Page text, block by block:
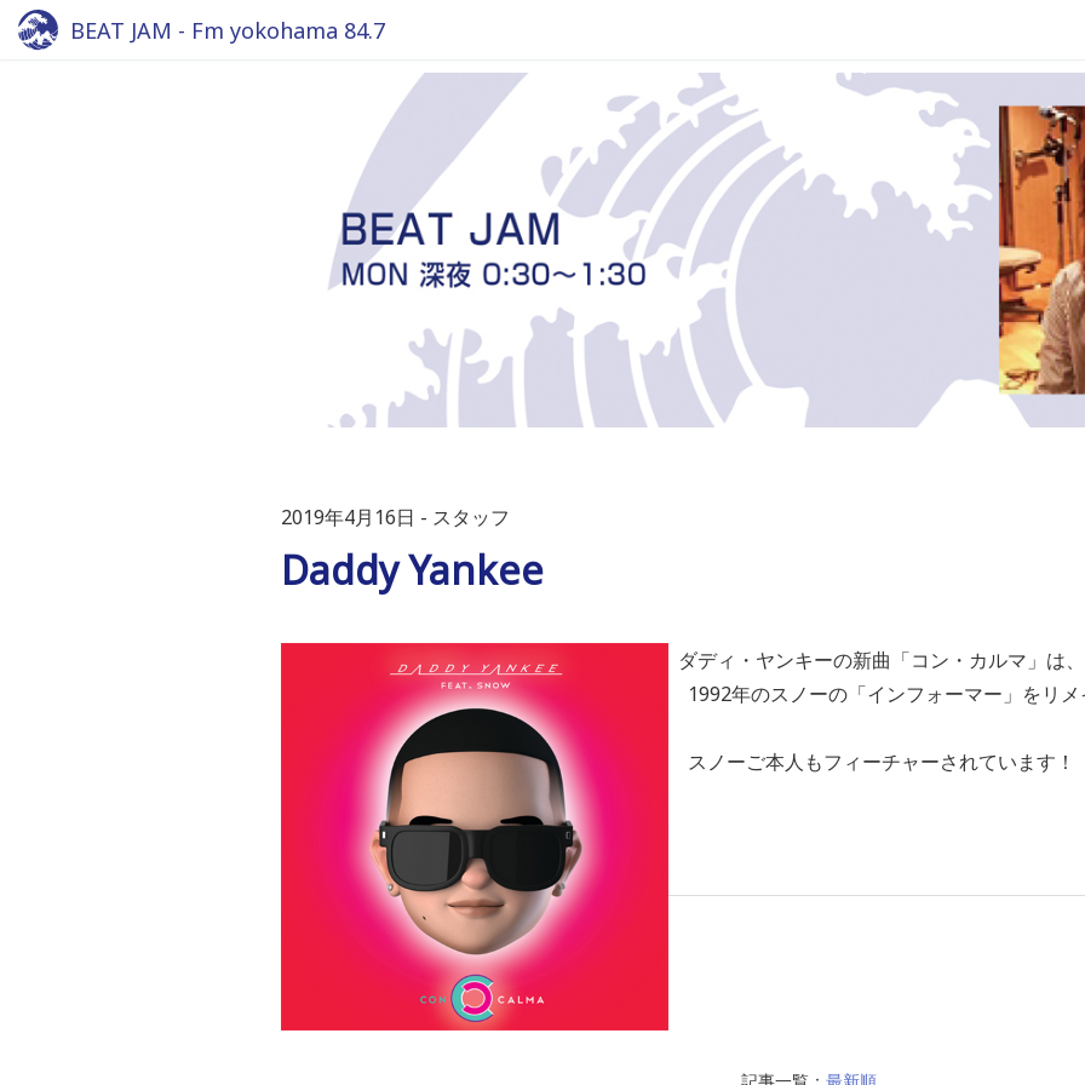
BEAT JAM - Fm yokohama 84.7
2019年4月16日 スタッフ
Daddy Yankee
ダディ・ヤンキーの新曲「コン・カルマ」は、
1992年のスノーの「インフォーマー」をリメ
スノーご本人もフィーチャーされています！